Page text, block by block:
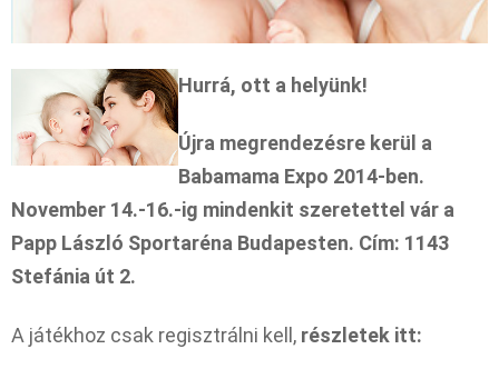
Hurrá, ott a helyünk!
Újra megrendezésre kerül a
Babamama Expo 2014-ben.
November 14.-16.-ig mindenkit szeretettel vár a
Papp László Sportaréna Budapesten. Cím: 1143
Stefánia út 2.
A játékhoz csak regisztrálni kell, részletek itt: